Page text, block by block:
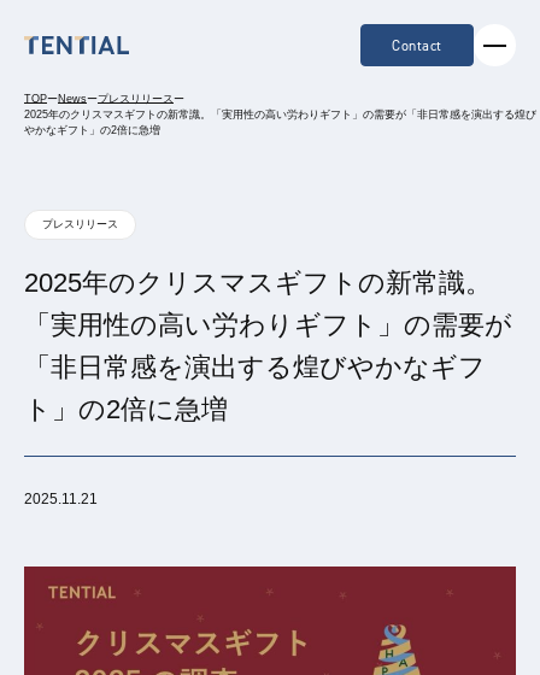
Contact
TOPーNewsープレスリリースー
2025年のクリスマスギフトの新常識。「実用性の高い労わりギフト」の需要が「非日常感を演出する煌び
やかなギフト」の2倍に急増
プレスリリース
2025年のクリスマスギフトの新常識。
「実用性の高い労わりギフト」の需要が
「非日常感を演出する煌びやかなギフ
ト」の2倍に急増
2025.11.21